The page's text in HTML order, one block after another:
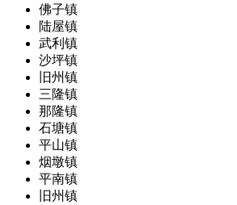
佛子镇
陆屋镇
武利镇
沙坪镇
旧州镇
三隆镇
那隆镇
石塘镇
平山镇
烟墩镇
平南镇
旧州镇